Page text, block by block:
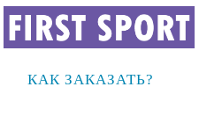
КАК ЗАКАЗАТЬ?